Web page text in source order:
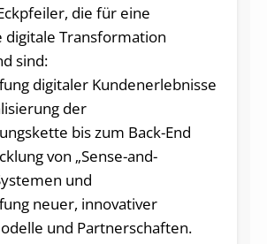
die für eine
digitale Transformation
sind:
digitaler Kundenerlebnisse
der
bis zum Back-End
von „Sense-and-
und
neuer, innovativer
und Partnerschaften.